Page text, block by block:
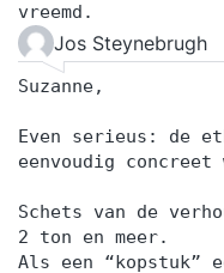
vreemd.
Jos Steynebrugh
Suzanne,
Even serieus: de
eenvoudig concreet
Schets van de
2 ton en meer.
Als een “kopstuk”